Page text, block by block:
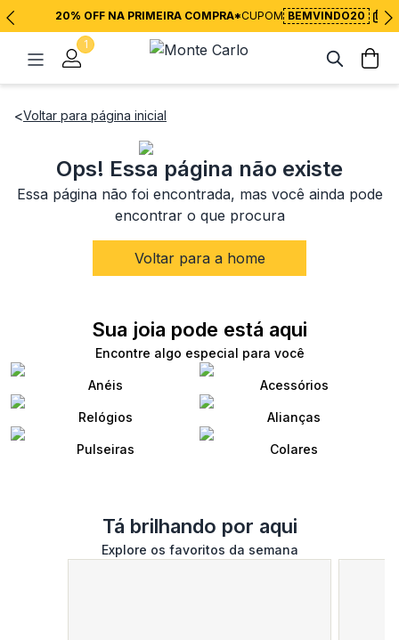
20% OFF NA PRIMEIRA COMPRA*CUPOM BEMVINDO20
1
<Voltar para página inicial
Ops! Essa página não existe
Essa página não foi encontrada, mas você ainda pode
encontrar o que procura
Voltar para a home
Sua joia pode está aqui
Encontre algo especial para você
Anéis Acessórios
Relógios Alianças
Pulseiras Colares
Tá brilhando por aqui
Explore os favoritos da semana